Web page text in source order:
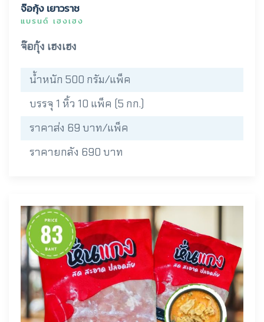
จ๊อกุ้ง เยาวราช
แบรนด์ เฮงเฮง
จ๊อกุ้ง เฮงเฮง
น้ำหนัก 500 กรัม/แพ็ค
บรรจุ 1 หิ้ว 10 แพ็ค (5 กก.)
ราคาส่ง 69 บาท/แพ็ค
ราคายกลัง 690 บาท